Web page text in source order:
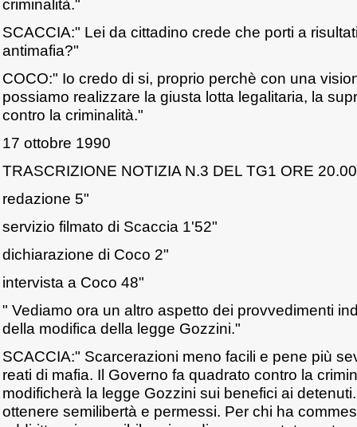
criminalità."
SCACCIA:" Lei da cittadino crede che porti a
antimafia?"
COCO:" Io credo di si, proprio perchè con una
possiamo realizzare la giusta lotta legalitaria, la
contro la criminalità."
17 ottobre 1990
TRASCRIZIONE NOTIZIA N.3 DEL TG1 ORE 20.00
redazione 5"
servizio filmato di Scaccia 1'52"
dichiarazione di Coco 2"
intervista a Coco 48"
" Vediamo ora un altro aspetto dei provvedimenti
della modifica della legge Gozzini."
SCACCIA:" Scarcerazioni meno facili e pene più
reati di mafia. Il Governo fa quadrato contro la
modificherà la legge Gozzini sui benefici ai
ottenere semilibertà e permessi. Per chi ha